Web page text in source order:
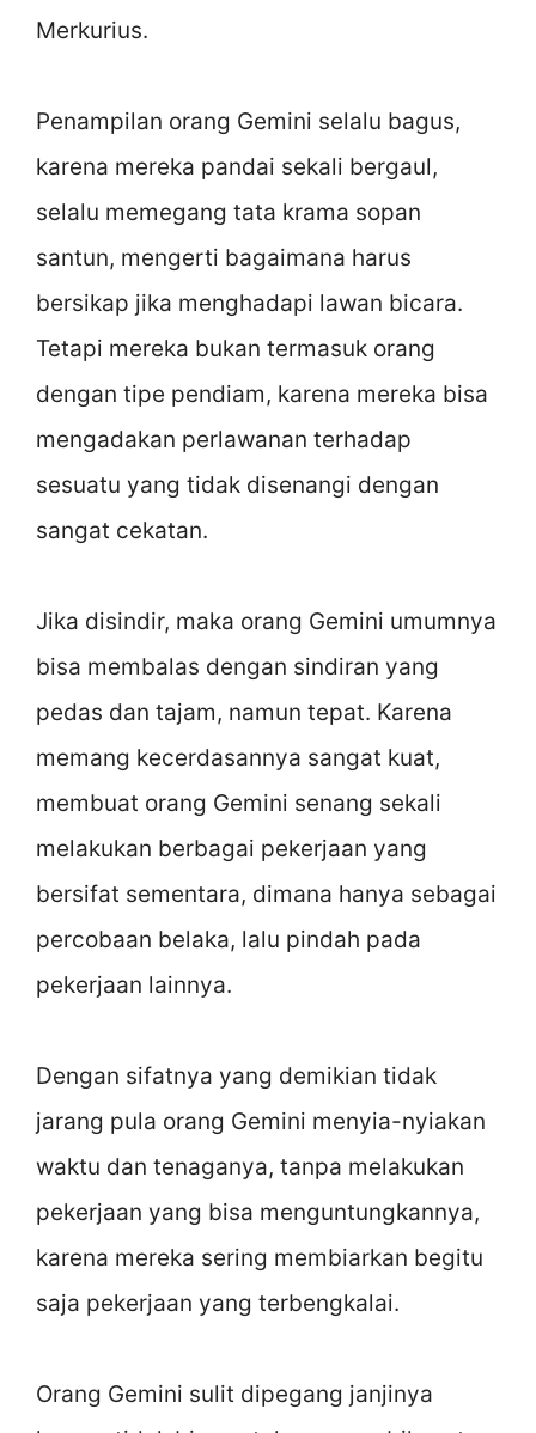
Merkurius.
Penampilan orang Gemini selalu bagus,
karena mereka pandai sekali bergaul,
selalu memegang tata krama sopan
santun, mengerti bagaimana harus
bersikap jika menghadapi lawan bicara.
Tetapi mereka bukan termasuk orang
dengan tipe pendiam, karena mereka bisa
mengadakan perlawanan terhadap
sesuatu yang tidak disenangi dengan
sangat cekatan.
Jika disindir, maka orang Gemini umumnya
bisa membalas dengan sindiran yang
pedas dan tajam, namun tepat. Karena
memang kecerdasannya sangat kuat,
membuat orang Gemini senang sekali
melakukan berbagai pekerjaan yang
bersifat sementara, dimana hanya sebagai
percobaan belaka, lalu pindah pada
pekerjaan lainnya.
Dengan sifatnya yang demikian tidak
jarang pula orang Gemini menyia-nyiakan
waktu dan tenaganya, tanpa melakukan
pekerjaan yang bisa menguntungkannya,
karena mereka sering membiarkan begitu
saja pekerjaan yang terbengkalai.
Orang Gemini sulit dipegang janjinya